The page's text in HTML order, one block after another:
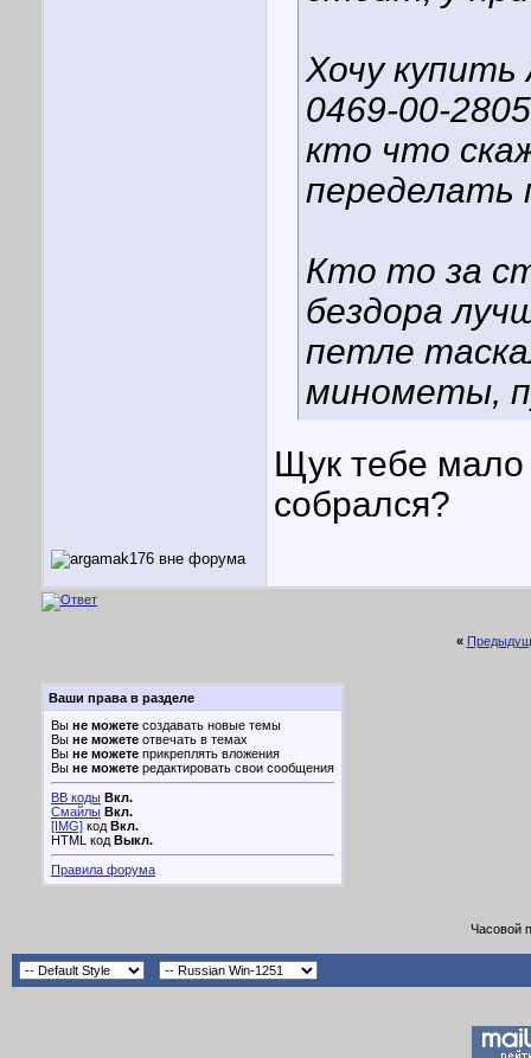
Хочу
0469-00-
кто что
переделать
Кто то за
бездора
петле
минометы,
Щук тебе мало
собрался?
«
Ваши права в разделе
Вы не можете создавать новые темы
Вы не можете отвечать в темах
Вы не можете прикреплять вложения
Вы не можете редактировать свои сообщения
BB коды Вкл.
Смайлы Вкл.
[IMG] код Вкл.
HTML код Выкл.
Правила форума
Часовой